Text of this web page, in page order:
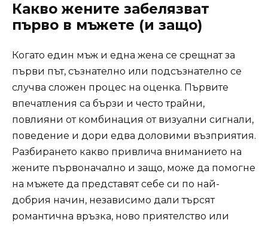
Какво жените забелязват
първо в мъжете (и защо)
Когато един мъж и една жена се срещнат за
първи път, съзнателно или подсъзнателно се
случва сложен процес на оценка. Първите
впечатления са бързи и често трайни,
повлияни от комбинация от визуални сигнали,
поведение и дори едва доловими възприятия.
Разбирането какво привлича вниманието на
жените първоначално и защо, може да помогне
на мъжете да представят себе си по най-
добрия начин, независимо дали търсят
романтична връзка, ново приятелство или